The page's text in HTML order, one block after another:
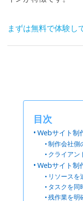
まずは無料で体験し
目次
Webサイト制
制作会社側
クライアン
Webサイト制
リソースを
タスクを同
残作業を明